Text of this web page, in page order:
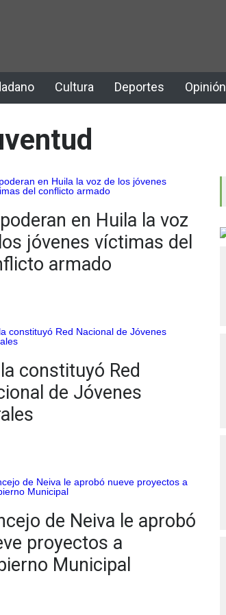
Cultura Deportes Opinión
en Huila la voz
jóvenes víctimas del
armado
constituyó Red
de Jóvenes
de Neiva le aprobó
proyectos a
Municipal